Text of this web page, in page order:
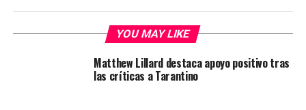
YOU MAY LIKE
Matthew Lillard destaca apoyo positivo tras
las críticas a Tarantino